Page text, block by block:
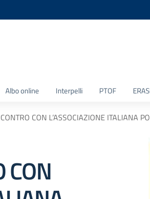
Albo online Interpelli PTOF
CON L’ASSOCIAZIONE ITALIANA
CON